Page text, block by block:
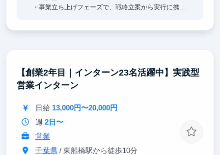
・事業立ち上げフェーズで、戦略立案から実行に携わ
■ 将来のキャリアをデザイン：起業にも就職にも活か
せる経験を
画できる！
様なプロジェクトを経験できる！
・将来に直結する課題解決力・推進力を体得し、卒業
【創業2年目｜インターン23名活躍中】実践型
営業インターン
日給 13,000円〜20,000円
週 2日〜
営業
千葉県 / 東船橋駅から徒歩10分